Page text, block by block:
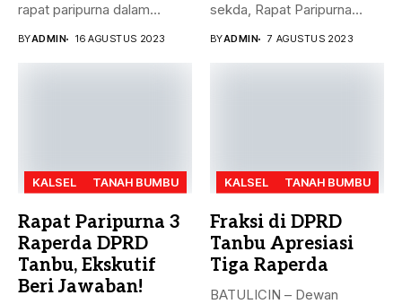
rapat paripurna dalam
BYADMIN 16 AGUSTUS 2023
sekda, Rapat Paripurna
BYADMIN 7 AGUSTUS 2023
KALSEL TANAH BUMBU
Rapat Paripurna 3
Raperda DPRD
Tanbu, Ekskutif
Beri Jawaban!
KALSEL TANAH BUMBU
Fraksi di DPRD
Tanbu Apresiasi
Tiga Raperda
BATULICIN – Dewan